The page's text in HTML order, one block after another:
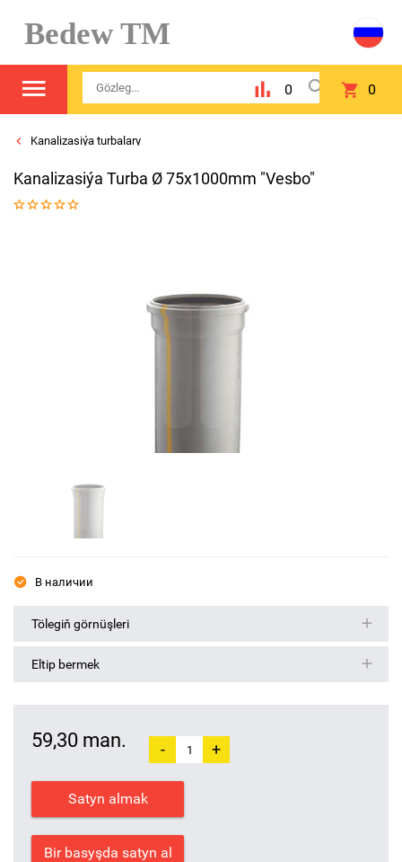
Bedew TM
0 0
Kanalizasiýa turbalary
Kanalizasiýa Turba Ø 75x1000mm "Vesbo"
В наличии
Tölegiň görnüşleri
Eltip bermek
59,30 man. - +
Satyn almak
Bir basyşda satyn al